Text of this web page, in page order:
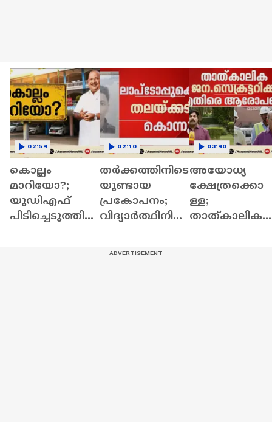
കൊല്ലം
മാറിയോ?;
യുഡിഎഫ്
പിടിച്ചെടുത്തി
02:54
തര്‍ക്കത്തിനിടെ
യുണ്ടായ
പ്രകോപനം;
വിദ്യാര്‍ത്ഥിനി
02:10
അയോധ്യ
ക്ഷേത്രക്കൊ
ള്ള;
താത്കാലിക
03:40